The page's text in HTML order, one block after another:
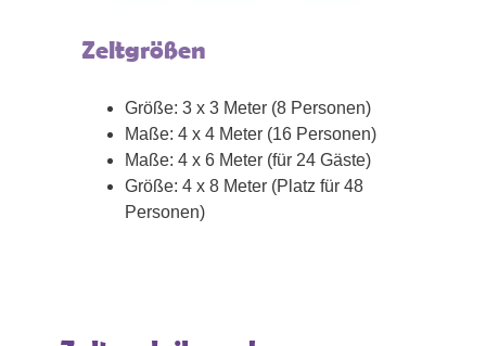
Zeltgrößen
Größe: 3 x 3 Meter (8 Personen)
Maße: 4 x 4 Meter (16 Personen)
Maße: 4 x 6 Meter (für 24 Gäste)
Größe: 4 x 8 Meter (Platz für 48
Personen)